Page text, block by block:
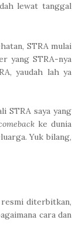
lewat tanggal
STRA mulai
yang STRA-nya
yaudah lah ya
STRA saya yang
ke dunia
Yuk bilang,
resmi diterbitkan,
cara dan